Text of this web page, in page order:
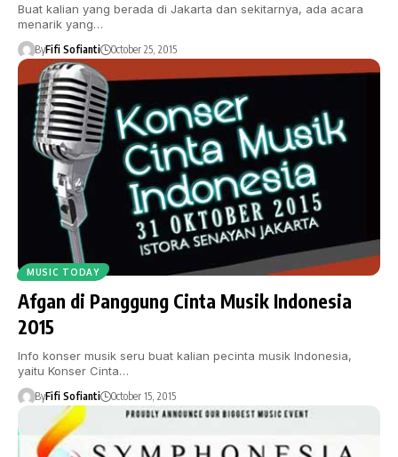
Buat kalian yang berada di Jakarta dan sekitarnya, ada acara
menarik yang…
ByFifi Sofianti October 25, 2015
MUSIC TODAY
Afgan di Panggung Cinta Musik Indonesia
2015
Info konser musik seru buat kalian pecinta musik Indonesia,
yaitu Konser Cinta…
ByFifi Sofianti October 15, 2015